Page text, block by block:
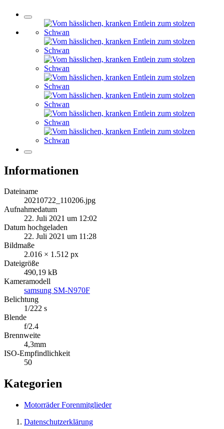
Informationen
Dateiname
20210722_110206.jpg
Aufnahmedatum
22. Juli 2021 um 12:02
Datum hochgeladen
22. Juli 2021 um 11:28
Bildmaße
2.016 × 1.512 px
Dateigröße
490,19 kB
Kameramodell
samsung SM-N970F
Belichtung
1/222 s
Blende
f/2.4
Brennweite
4,3mm
ISO-Empfindlichkeit
50
Kategorien
Motorräder Forenmitglieder
Datenschutzerklärung